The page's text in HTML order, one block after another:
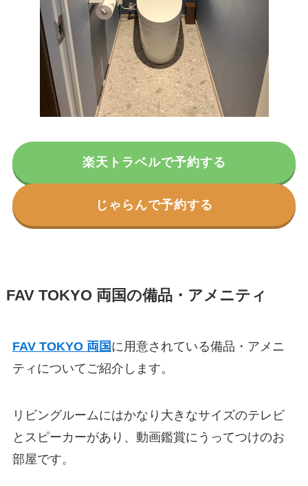
楽天トラベルで予約する
じゃらんで予約する
FAV TOKYO 両国の備品・アメニティ
FAV TOKYO 両国 に用意されている備品・アメニ
ティについてご紹介します。
リビングルームにはかなり大きなサイズのテレビ
とスピーカーがあり、動画鑑賞にうってつけのお
部屋です。